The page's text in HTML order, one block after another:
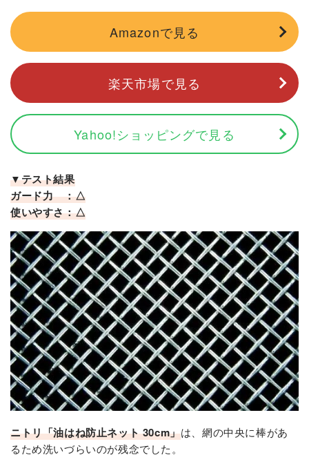
Amazonで見る
楽天市場で見る
Yahoo!ショッピングで見る
▼テスト結果
ガード力 ：△
使いやすさ：△
ニトリ「油はね防止ネット 30cm」は、網の中央に棒があ
るため洗いづらいのが残念でした。